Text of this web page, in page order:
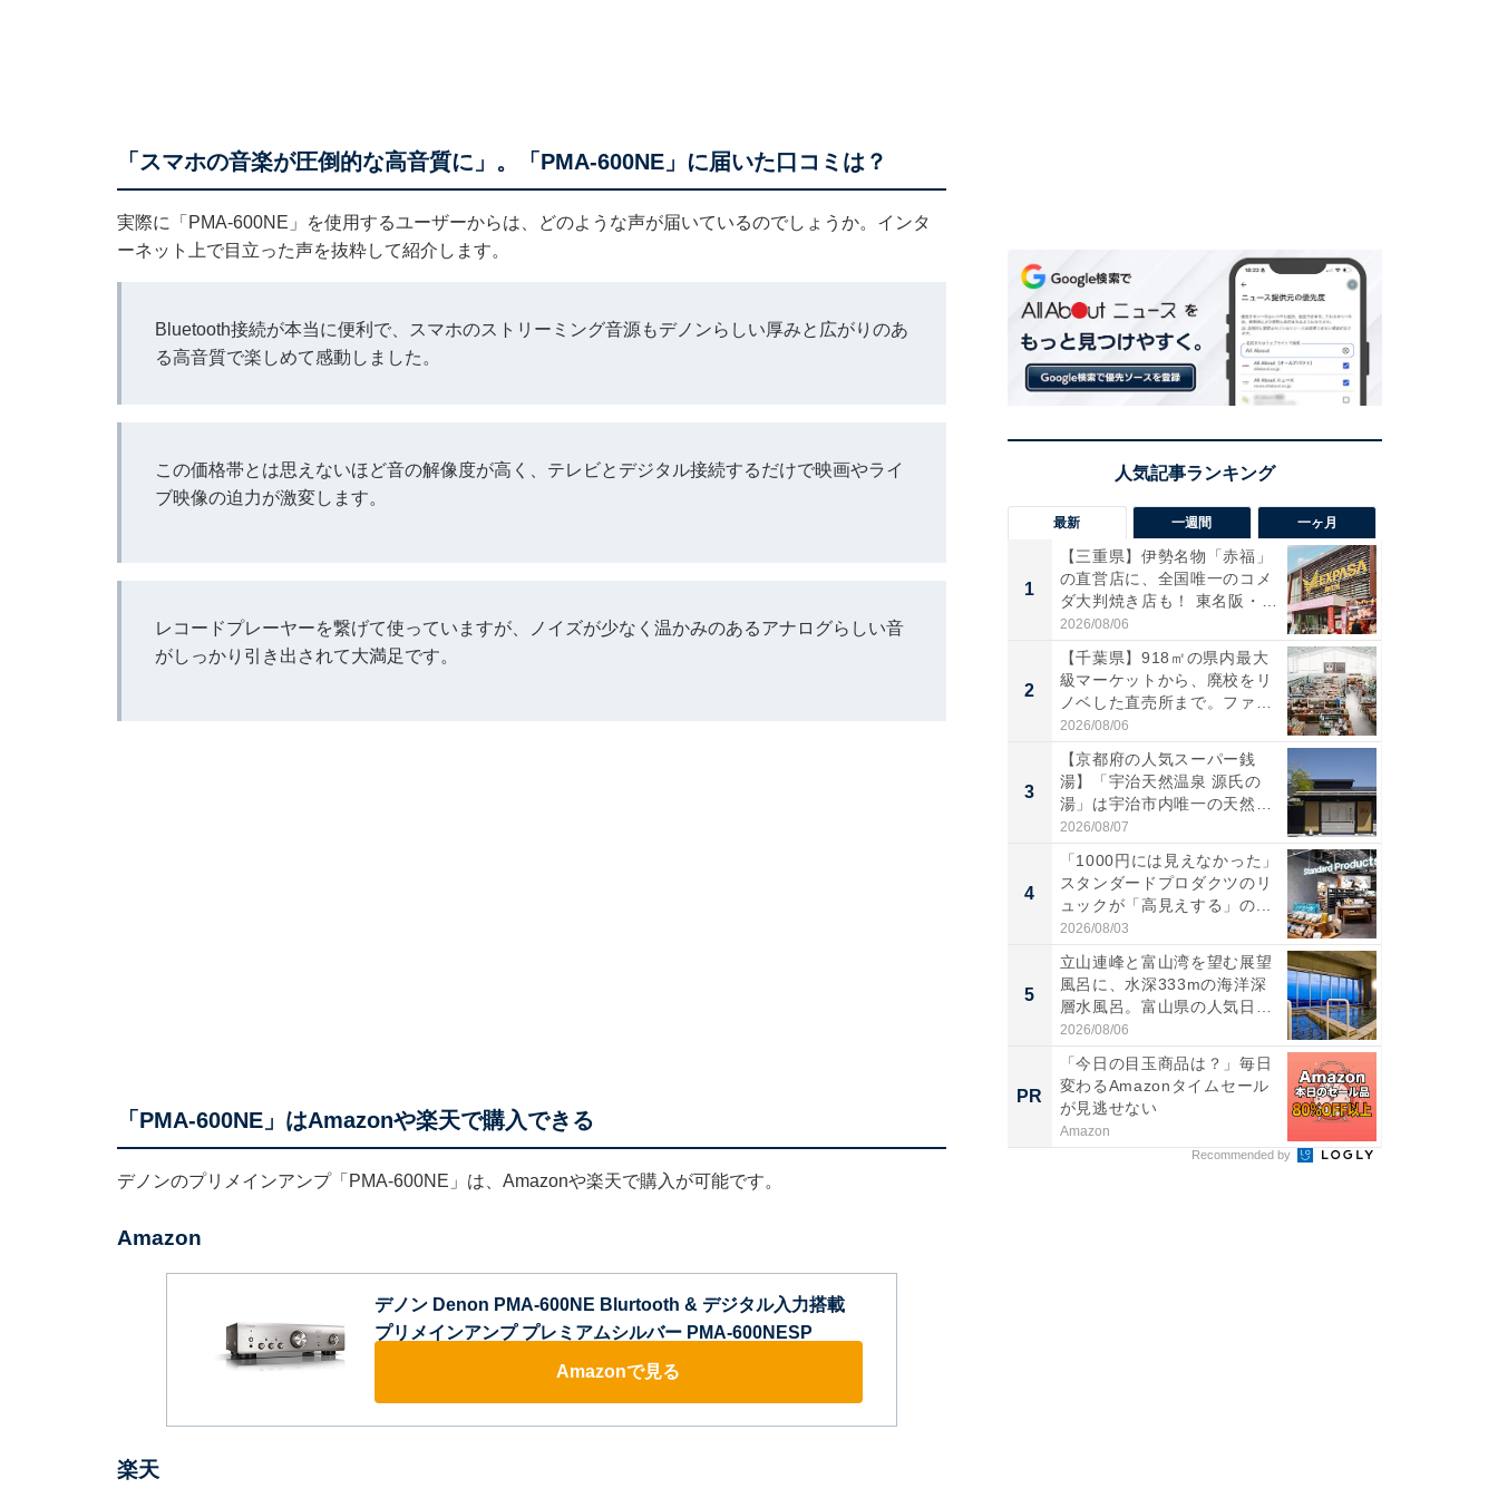
「スマホの音楽が圧倒的な高音質に」。「PMA-600NE」に届いた口コミは？
実際に「PMA-600NE」を使用するユーザーからは、どのような声が届いているのでしょうか。インタ
ーネット上で目立った声を抜粋して紹介します。
Bluetooth接続が本当に便利で、スマホのストリーミング音源もデノンらしい厚みと広がりのあ
る高音質で楽しめて感動しました。
この価格帯とは思えないほど音の解像度が高く、テレビとデジタル接続するだけで映画やライ
ブ映像の迫力が激変します。
レコードプレーヤーを繋げて使っていますが、ノイズが少なく温かみのあるアナログらしい音
がしっかり引き出されて大満足です。
「PMA-600NE」はAmazonや楽天で購入できる
デノンのプリメインアンプ「PMA-600NE」は、Amazonや楽天で購入が可能です。
Amazon
デノン Denon PMA-600NE Blurtooth & デジタル入力搭載
プリメインアンプ プレミアムシルバー PMA-600NESP
Amazonで見る
楽天
最新 一週間 一ヶ月
1
【三重県】伊勢名物「赤福」
の直営店に、全国唯一のコメ
ダ大判焼き店も！ 東名阪・
伊...
2026/08/06
2
【千葉県】918㎡の県内最大
級マーケットから、廃校をリ
ノベした直売所まで。ファ
ー...
2026/08/06
3
【京都府の人気スーパー銭
湯】「宇治天然温泉 源氏の
湯」は宇治市内唯一の天然温
泉と...
2026/08/07
4
「1000円には見えなかった」
スタンダードプロダクツのリ
ュックが「高見えする」の...
2026/08/03
5
立山連峰と富山湾を望む展望
風呂に、水深333mの海洋深
層水風呂。富山県の人気日
帰...
2026/08/06
PR
「今日の目玉商品は？」毎日
変わるAmazonタイムセール
が見逃せない
Amazon
Recommended by